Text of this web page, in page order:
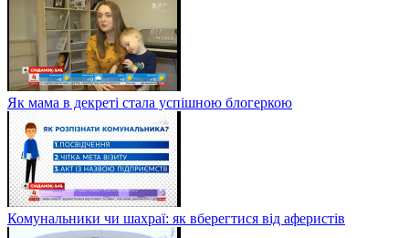
Як мама в декреті стала успішною блогеркою
Комунальники чи шахраї: як вберегтися від аферистів